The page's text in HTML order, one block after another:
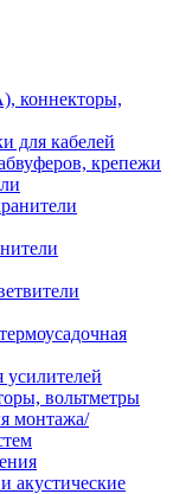
коннекторы,
для кабелей
крепежи
вольтметры
монтажа/
акустические